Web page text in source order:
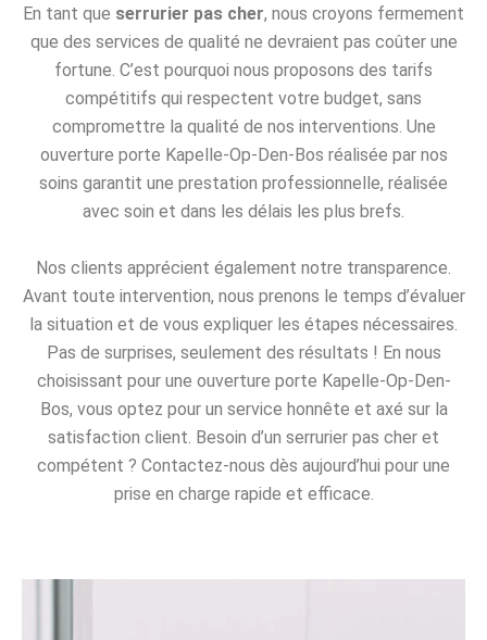
En tant que serrurier pas cher, nous croyons fermement
que des services de qualité ne devraient pas coûter une
fortune. C’est pourquoi nous proposons des tarifs
compétitifs qui respectent votre budget, sans
compromettre la qualité de nos interventions. Une
ouverture porte Kapelle-Op-Den-Bos réalisée par nos
soins garantit une prestation professionnelle, réalisée
avec soin et dans les délais les plus brefs.
Nos clients apprécient également notre transparence.
Avant toute intervention, nous prenons le temps d’évaluer
la situation et de vous expliquer les étapes nécessaires.
Pas de surprises, seulement des résultats ! En nous
choisissant pour une ouverture porte Kapelle-Op-Den-
Bos, vous optez pour un service honnête et axé sur la
satisfaction client. Besoin d’un serrurier pas cher et
compétent ? Contactez-nous dès aujourd’hui pour une
prise en charge rapide et efficace.